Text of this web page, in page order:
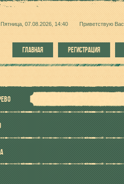
Пятница, 07.08.2026, 14:40 Приветствую Вас
ГЛАВНАЯ РЕГИСТРАЦИЯ